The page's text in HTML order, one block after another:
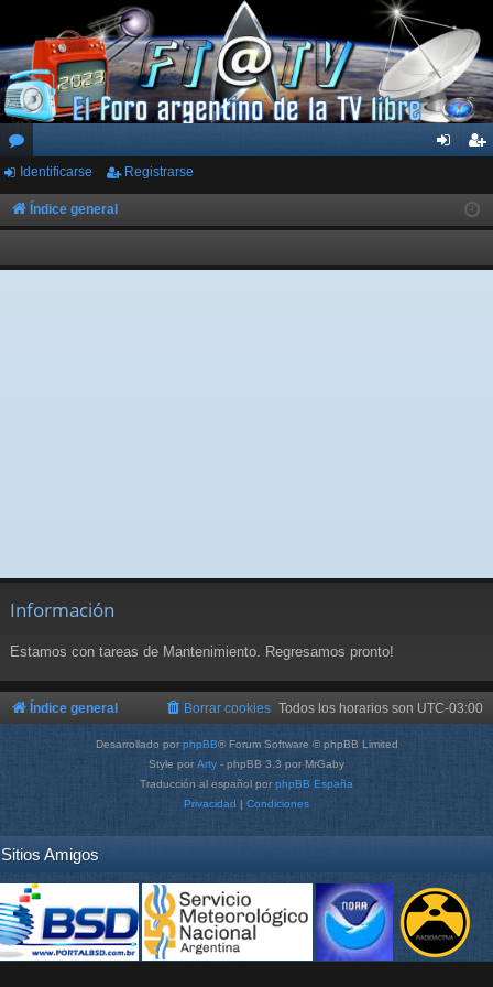
or
os
ar
ist
rs
Identificarse Registrarse
Índice general
Información
Estamos con tareas de Mantenimiento. Regresamos pronto!
Índice general Todos los horarios son UTC-03:00
Borrar cookies
Desarrollado por phpBB® Forum Software © phpBB Limited
Style por Arty - phpBB 3.3 por MrGaby
Traducción al español por phpBB España
Privacidad | Condiciones
Sitios Amigos